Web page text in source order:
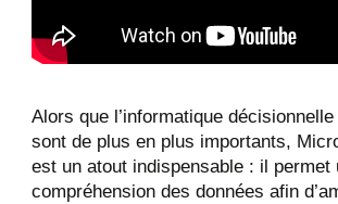
Alors que l’informatique
sont de plus en plus importants,
est un atout indispensable : il permet
compréhension des données afin